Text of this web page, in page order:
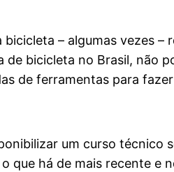
– algumas vezes
bicicleta no Brasil, não
de ferramentas para
um curso técnico
que há de mais recente e